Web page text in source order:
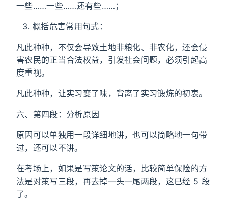
一些……一些……还有些……；
概括危害常用句式：
凡此种种，不仅会导致土地非粮化、非农化，还会侵
害农民的正当合法权益，引发社会问题，必须引起高
度重视。
凡此种种，让实习变了味，背离了实习锻炼的初衷。
六、第四段：分析原因
原因可以单独用一段详细地讲，也可以简略地一句带
过，还可以不讲。
在考场上，如果是写策论文的话，比较简单保险的方
法是对策写三段，再去掉一头一尾两段，这已经 5 段
了。